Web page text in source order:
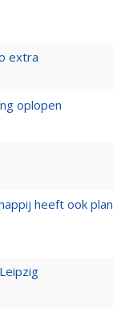
extra
oplopen
heeft ook plan